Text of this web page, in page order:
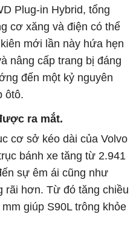
Plug-in Hybrid, tổng
cơ xăng và điện có thể
mới lần này hứa hẹn
nâng cấp trang bị đáng
đến một kỷ nguyên
ôtô.
ra mắt.
cơ sở kéo dài của Volvo
bánh xe tăng từ 2.941
sự êm ái cũng như
rãi hơn. Từ đó tăng chiều
giúp S90L trông khỏe